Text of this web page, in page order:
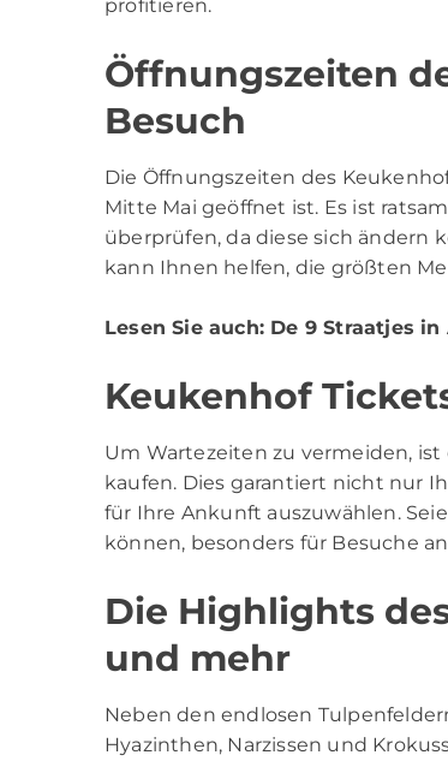
profitieren.
Öffnungszeiten
Besuch
Die Öffnungszeiten des
Mitte Mai geöffnet ist. Es ist
überprüfen, da diese sich ändern
kann Ihnen helfen, die größten
Lesen Sie auch: De 9 Straatjes
Keukenhof
Um Wartezeiten zu vermeiden,
kaufen. Dies garantiert nicht nur
für Ihre Ankunft auszuwählen.
können, besonders für Besuche
Die Highlights
und mehr
Neben den endlosen
Hyazinthen, Narzissen und